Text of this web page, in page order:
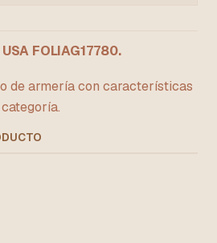
FOLIAG17780.
de armería con características